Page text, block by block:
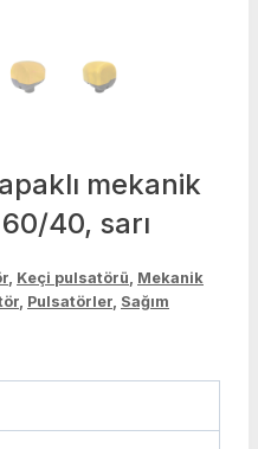
mekanik
40, sarı
, Keçi pulsatörü, Mekanik
, Pulsatörler, Sağım